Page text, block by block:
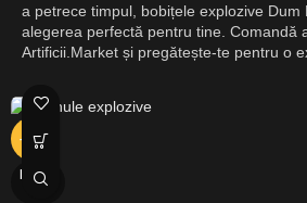
a petrece timpul, bobițele explozive Dum
alegerea perfectă pentru tine. Comandă
Artificii.Market și pregătește-te pentru o
-17%
EPUIZ
AT